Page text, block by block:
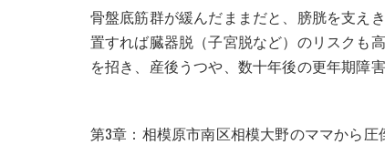
骨盤底筋群が緩んだままだと、膀胱を支え
置すれば臓器脱（子宮脱など）のリスクも
を招き、産後うつや、数十年後の更年期障
第3章：相模原市南区相模大野のママから